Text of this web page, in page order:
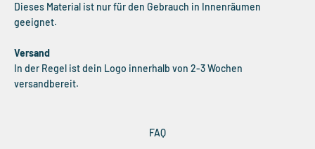
Dieses Material ist nur für den Gebrauch in Innenräumen
geeignet.
Versand
In der Regel ist dein Logo innerhalb von 2-3 Wochen
versandbereit.
FAQ